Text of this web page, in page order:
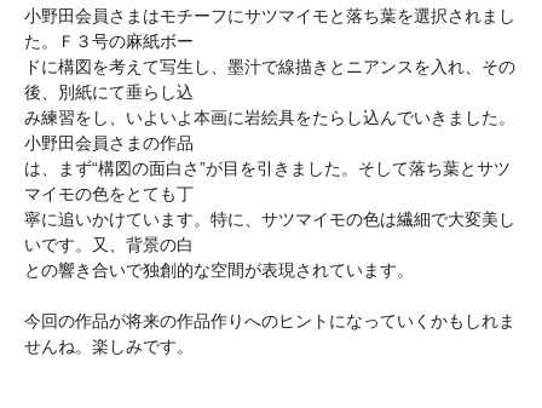
小野田会員さまはモチーフにサツマイモと落ち葉を選択されまし
た。Ｆ３号の麻紙ボー
ドに構図を考えて写生し、墨汁で線描きとニアンスを入れ、その
後、別紙にて垂らし込
み練習をし、いよいよ本画に岩絵具をたらし込んでいきました。
小野田会員さまの作品
は、まず“構図の面白さ”が目を引きました。そして落ち葉とサツ
マイモの色をとても丁
寧に追いかけています。特に、サツマイモの色は繊細で大変美し
いです。又、背景の白
との響き合いで独創的な空間が表現されています。
今回の作品が将来の作品作りへのヒントになっていくかもしれま
せんね。楽しみです。